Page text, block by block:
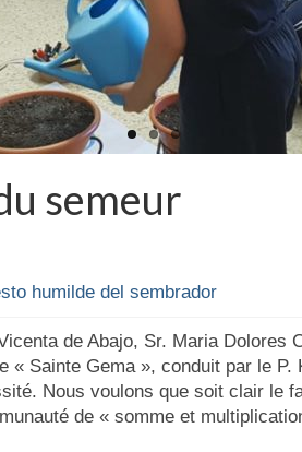
semeur
humilde del sembrador
de Abajo, Sr. Maria Dolores
« Sainte Gema », conduit par le
Nous voulons que soit clair le
de « somme et